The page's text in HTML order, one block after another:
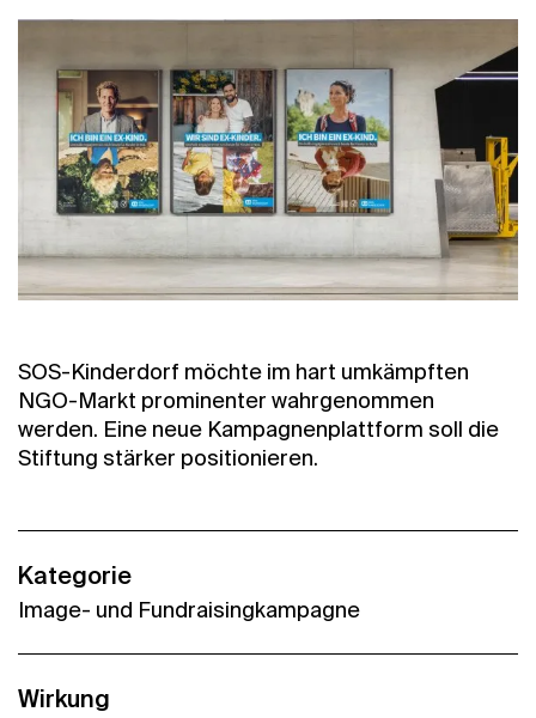
SOS-Kinderdorf möchte im hart umkämpften
NGO-Markt prominenter wahrgenommen
werden. Eine neue Kampagnenplattform soll die
Stiftung stärker positionieren.
Kategorie
Image- und Fundraisingkampagne
Wirkung